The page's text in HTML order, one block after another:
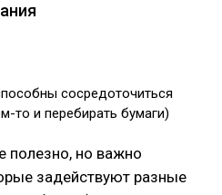
сосредоточиться
то и перебирать бумаги)
полезно, но важно
задействуют разные